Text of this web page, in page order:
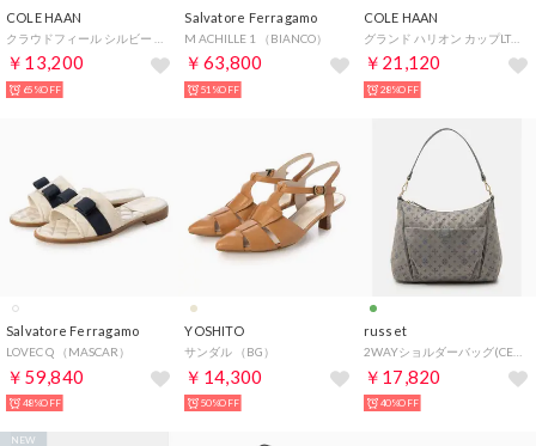
COLE HAAN
￥13,200
65%OFF
Salvatore Ferragamo
M ACHILLE 1 （BIANCO）
￥63,800
51%OFF
COLE HAAN
グランド ハリオン カップLTT mens （アルティメットグレースエード/メディタラネア/オプティックホワイト）
￥21,120
28%OFF
Salvatore Ferragamo
LOVEC Q （MASCAR）
￥59,840
48%OFF
YOSHITO
サンダル （BG）
￥14,300
50%OFF
russet
2WAYショルダーバッグ(CEー238ーOUT) （Grege/BL2）
￥17,820
40%OFF
NEW